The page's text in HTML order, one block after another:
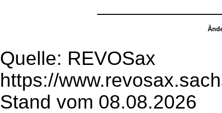
Quelle: REVOSax
https://
Stand vom 08.08.2026